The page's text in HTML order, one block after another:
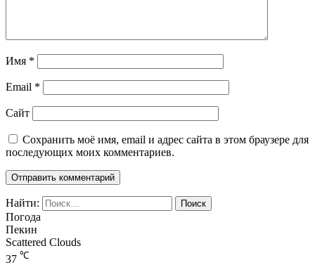
Имя *
Email *
Сайт
Сохранить моё имя, email и адрес сайта в этом браузере для
последующих моих комментариев.
Найти:
Погода
Пекин
Scattered Clouds
37 ℃